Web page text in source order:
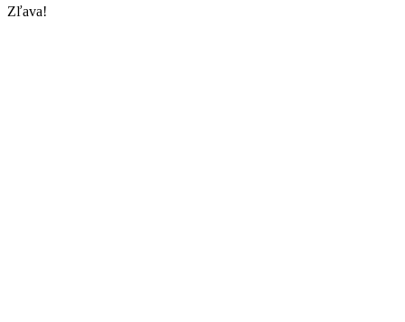
Zľava!